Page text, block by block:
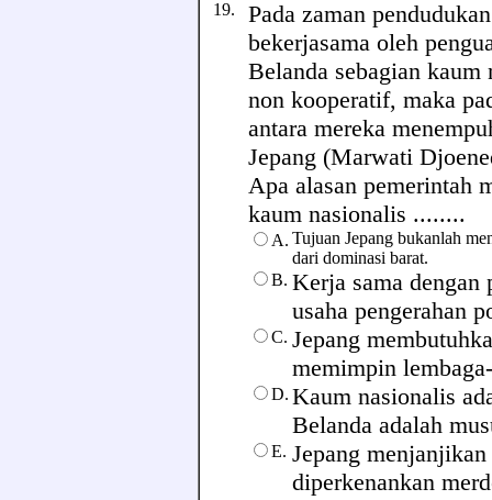
19. Pada zaman
bekerjasama oleh
Belanda sebagian
non kooperatif, maka
antara mereka
Jepang (Marwati
Apa alasan pemerintah
kaum nasionalis ........
A. Tujuan Jepang bukanlah
dari dominasi barat.
B. Kerja sama dengan
usaha pengerahan
C. Jepang
memimpin
D. Kaum nasionalis
Belanda adalah
E. Jepang
diperkenankan